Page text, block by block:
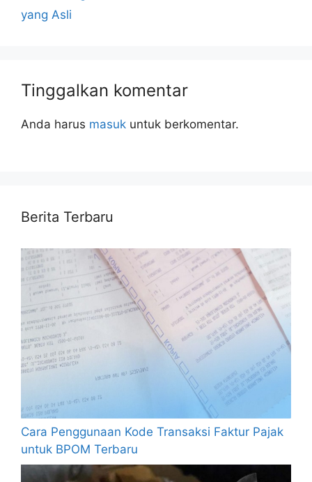
yang Asli
Tinggalkan komentar
Anda harus masuk untuk berkomentar.
Berita Terbaru
Cara Penggunaan Kode Transaksi Faktur Pajak
untuk BPOM Terbaru